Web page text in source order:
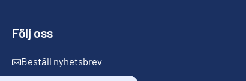
Följ oss
Beställ nyhetsbrev